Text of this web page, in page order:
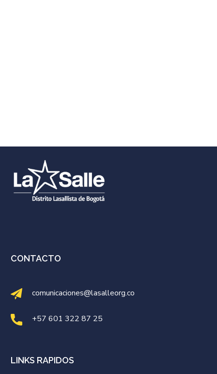
CONTACTO
comunicaciones@lasalleorg.co
+57 601 322 87 25
LINKS RAPIDOS